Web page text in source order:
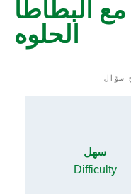
مع البطاطا
الحلوه
سؤال
سهل
Difficulty